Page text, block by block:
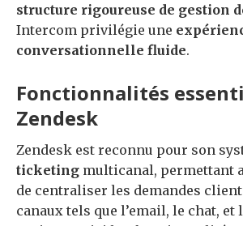
structure rigoureuse de gestion
Intercom privilégie une
conversationnelle fluide.
Fonctionnalités
Zendesk
Zendesk est reconnu pour son
ticketing multicanal, permettant
de centraliser les demandes
canaux tels que l’email, le chat, et